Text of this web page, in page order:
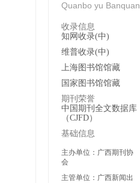
Quanbo yu Banquan
收录信息
知网收录(中)
维普收录(中)
上海图书馆馆藏
国家图书馆馆藏
期刊荣誉
中国期刊全文数据库
（CJFD）
基础信息
主办单位：广西期刊协
会
主管单位：广西新闻出